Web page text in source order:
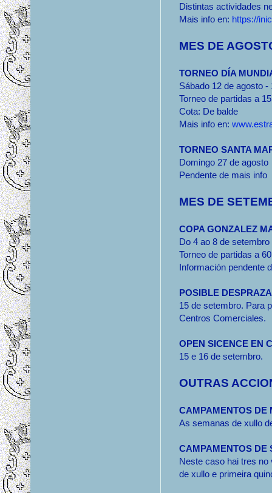
Distintas actividades
Mais info en: https://
MES DE
TORNEO DÍA
Sábado 12 de agosto
Torneo de partidas a
Cota: De balde
Mais info en:
TORNEO SANTA
Domingo 27 de agosto
Pendente de mais info
MES DE
COPA GONZALEZ
Do 4 ao 8 de
Torneo de partidas a
Información pendente
POSIBLE
15 de setembro. Para
Centros Comerciales.
OPEN SICENCE EN
15 e 16 de setembro.
OUTRAS
CAMPAMENTOS DE
As semanas de xullo
CAMPAMENTOS DE
Neste caso hai tres no
de xullo e primeira